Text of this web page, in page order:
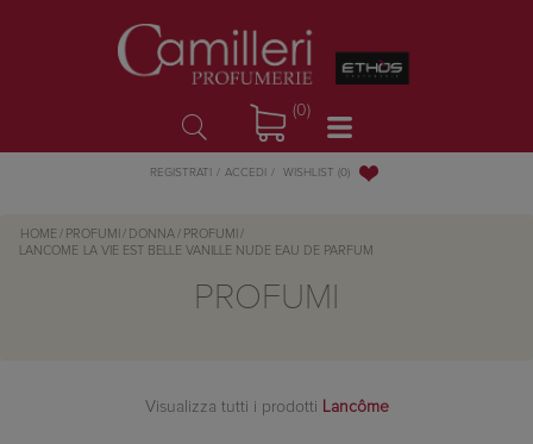
(0)
REGISTRATI ACCEDI WISHLIST (0)
HOME / PROFUMI / DONNA / PROFUMI /
LANCOME
LA VIE EST BELLE VANILLE NUDE EAU DE PARFUM
PROFUMI
Visualizza tutti i prodotti Lancôme